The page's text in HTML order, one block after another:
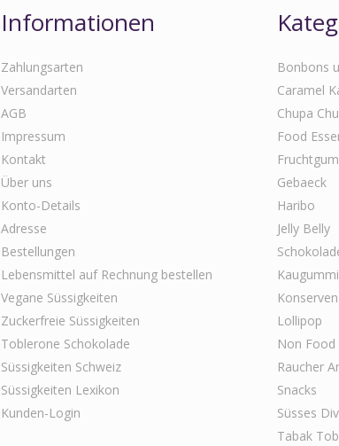
Informationen
Zahlungsarten
Versandarten
AGB
Impressum
Kontakt
Über uns
Konto-Details
Adresse
Bestellungen
Lebensmittel auf Rechnung bestellen
Vegane Süssigkeiten
Zuckerfreie Süssigkeiten
Toblerone Schokolade
Süssigkeiten Schweiz
Süssigkeiten Lexikon
Kunden-Login
Bonbons
Caramel
Chupa
Food
Gebaeck
Haribo
Jelly Belly
Kaugummi
Lollipop
Non Food
Raucher
Snacks
Süsses
Tabak